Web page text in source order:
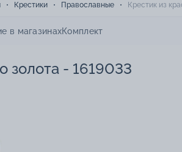
Крестики Православные Крестик из
в магазинахКомплект
золота - 1619033